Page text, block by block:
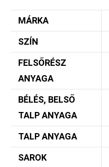
MÁRKA
SZÍN
FELSŐRÉSZ
ANYAGA
BÉLÉS, BELSŐ
TALP ANYAGA
TALP ANYAGA
SAROK